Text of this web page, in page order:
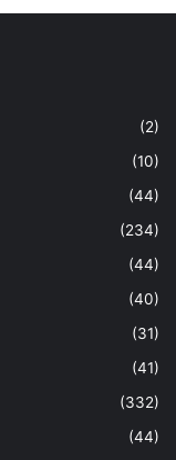
(2)
(10)
(44)
(234)
(44)
(40)
(31)
(41)
(332)
(44)